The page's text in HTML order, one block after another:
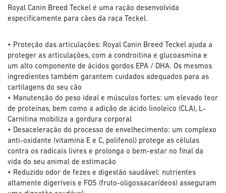
Royal Canin Breed Teckel é uma ração desenvolvida
especificamente para cães da raça Teckel.
• Proteção das articulações: Royal Canin Breed Teckel ajuda a
proteger as articulações, com a condroitina e glucoasmina e
um alto componente de ácidos gordos EPA / DHA. Os mesmos
ingredientes também garantem cuidados adequados para as
cartilagens do seu cão
• Manutenção do peso ideal e músculos fortes: um elevado teor
de proteínas, bem como a adição de ácido linoleico (CLA), L-
Carnitina mobiliza a gordura corporal
• Desaceleração do processo de envelhecimento: um complexo
anti-oxidante (vitamina E e C, polifenol) protege as células
contra os radicais livres e prolonga o bem-estar no final da
vida do seu animal de estimação
• Reduzido odor de fezes e digestão saudável: nutrientes
altamente digeríveis e FOS (fruto-oligossacarídeos) asseguram